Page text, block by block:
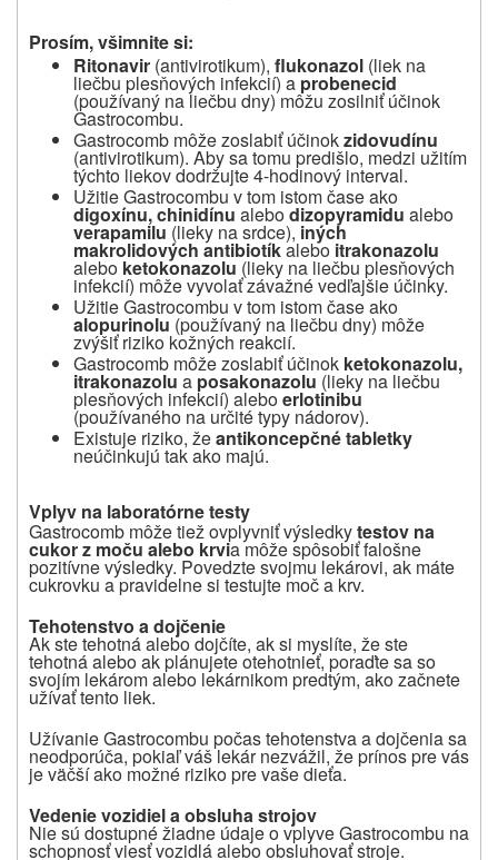
Prosím, všimnite si:
Ritonavir (antivirotikum), flukonazol (liek na
liečbu plesňových infekcií) a probenecid
(používaný na liečbu dny) môžu zosilniť účinok
Gastrocombu.
Gastrocomb môže zoslabiť účinokzidovudínu
(antivirotikum). Aby sa tomu predišlo, medzi užitím
týchto liekov dodržujte 4-hodinový interval.
Užitie Gastrocombu v tom istom čase ako
digoxínu, chinidínu alebodizopyramidu alebo
verapamilu (lieky na srdce), iných
makrolidových antibiotíkalebo itrakonazolu
alebo ketokonazolu (lieky na liečbu plesňových
infekcií) môže vyvolať závažné vedľajšie účinky.
Užitie Gastrocombu v tom istom čase ako
alopurinolu (používaný na liečbu dny) môže
zvýšiť riziko kožných reakcií.
Gastrocomb môže zoslabiť účinok ketokonazolu,
itrakonazolu a posakonazolu (lieky na liečbu
plesňových infekcií) aleboerlotinibu
(používaného na určité typy nádorov).
Existuje riziko, žeantikoncepčné tabletky
neúčinkujú tak ako majú.
Vplyv na laboratórne testy
Gastrocomb môže tiež ovplyvniť výsledkytestov na
cukor z moču alebo krvia môže spôsobiť falošne
pozitívne výsledky. Povedzte svojmu lekárovi, ak máte
cukrovku a pravidelne si testujte moč a krv.
Tehotenstvo a dojčenie
Ak ste tehotná alebo dojčíte, ak si myslíte, že ste
tehotná alebo ak plánujete otehotnieť, poraďte sa so
svojím lekárom alebo lekárnikom predtým, ako začnete
užívať tento liek.
Užívanie Gastrocombu počas tehotenstva a dojčenia sa
neodporúča, pokiaľ váš lekár nezvážil, že prínos pre vás
je väčší ako možné riziko pre vaše dieťa.
Vedenie vozidiel a obsluha strojov
Nie sú dostupné žiadne údaje o vplyve Gastrocombu na
schopnosť viesť vozidlá alebo obsluhovať stroje.